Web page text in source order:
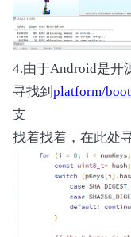
4.由于Android是开
寻找到 platform/
支
找着找着，在此处